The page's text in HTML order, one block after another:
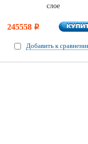
слое
245558 i
Добавить к